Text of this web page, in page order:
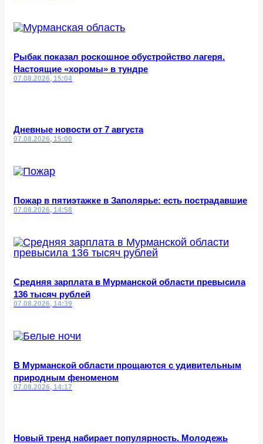
Рыбак показал роскошное обустройство лагеря.
Настоящие «хоромы» в тундре
07.08.2026, 15:04
Дневные новости от 7 августа
07.08.2026, 15:00
Пожар в пятиэтажке в Заполярье: есть пострадавшие
07.08.2026, 14:58
Средняя зарплата в Мурманской области превысила
136 тысяч рублей
07.08.2026, 14:39
В Мурманской области прощаются с удивительным
природным феноменом
07.08.2026, 14:17
Новый тренд набирает популярность. Молодежь